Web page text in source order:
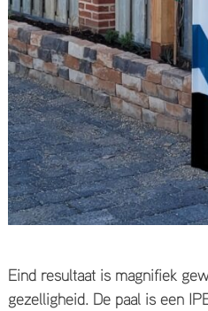
Eind resultaat is magnifiek
gezelligheid. De paal is een